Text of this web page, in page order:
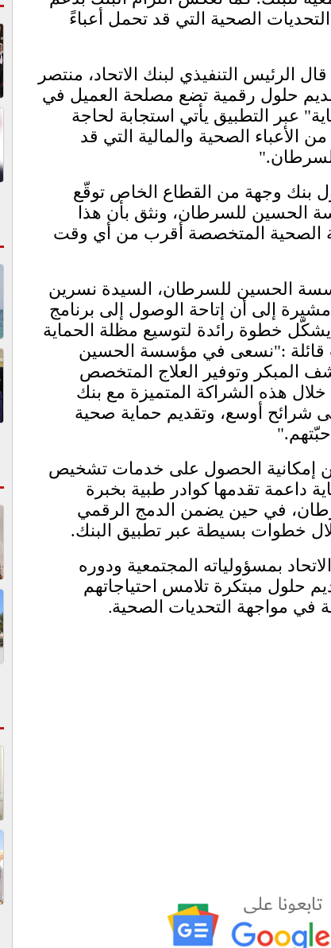
الصحية التي قد تحمل أعباءً
الرئيس التنفيذي لبنك الاتحاد، منتصر
حلول رقمية تضع مصلحة العميل في
عبر التطبيق يأتي استجابة لحاجة
الأعباء الصحية والمالية التي قد
بنك وجهة من القطاع الخاص توقّع
الحسين للسرطان، ونثق بأن هذا
الصحية المتخصصة أقرب من أي وقت
الحسين للسرطان، السيدة نسرين
إلى أن إتاحة الوصول إلى برنامج
يشكّل خطوة رائدة لتوسيع مظلة الحماية
:"نسعى في مؤسسة الحسين
المبكر وتوفير العلاج المتخصص
هذه الشراكة المتميزة مع بنك
شرائح أوسع، وتقديم حماية صحية
إمكانية الحصول على خدمات تشخيص
داعمة تقدمها كوادر طبية بخبرة
في حين يضمن الدمج الرقمي
خطوات بسيطة عبر تطبيق البنك.
بمسؤولياته المجتمعية ودوره
حلول مبتكرة تلامس احتياجاتهم
في مواجهة التحديات الصحية.